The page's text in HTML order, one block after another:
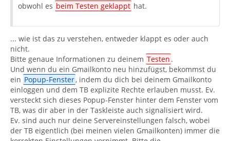
obwohl es beim Testen geklappt hat.
... wie ist das zu verstehen, entweder klappt es oder auch
nicht.
Bitte genaue Informationen zu deinem Testen .
Und wenn du ein Gmailkonto neu hinzufügst, bekommst du
ein Popup-Fenster, indem du dich bei deinem Gmailkonto
einloggen und dem TB explizite Rechte erlauben musst. Ev.
versteckt sich dieses Popup-Fenster hinter dem Fenster vom
TB, was dir aber in der Taskleiste auch signalisiert wird.
Ev. sind auch nur deine Servereinstellungen falsch, wobei
der TB eigentlich (bei meinen vielen Gmailkonten) immer die